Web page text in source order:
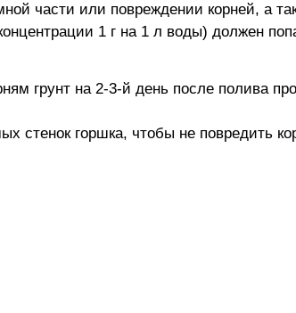
части или повреждении корней, а
1 г на 1 л воды) должен
грунт на 2-3-й день после полива
стенок горшка, чтобы не повредить